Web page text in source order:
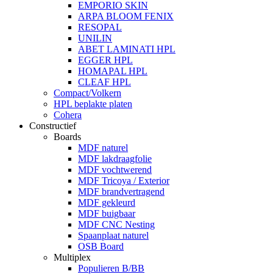
EMPORIO SKIN
ARPA BLOOM FENIX
RESOPAL
UNILIN
ABET LAMINATI HPL
EGGER HPL
HOMAPAL HPL
CLEAF HPL
Compact/Volkern
HPL beplakte platen
Cohera
Constructief
Boards
MDF naturel
MDF lakdraagfolie
MDF vochtwerend
MDF Tricoya / Exterior
MDF brandvertragend
MDF gekleurd
MDF buigbaar
MDF CNC Nesting
Spaanplaat naturel
OSB Board
Multiplex
Populieren B/BB